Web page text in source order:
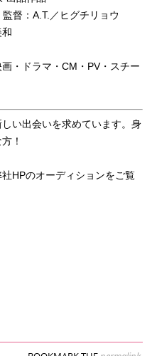
督：A.T.／ヒグチリョウ
・ドラマ・CM・PV・スチー
い出会いを求めています。身
！
HPのオーディションをご覧